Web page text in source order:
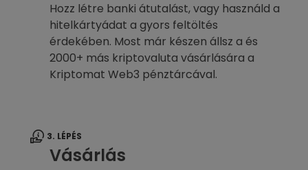
Hozz létre banki átutalást, vagy használd a
hitelkártyádat a gyors feltöltés
érdekében. Most már készen állsz a és
2000+ más kriptovaluta vásárlására a
Kriptomat Web3 pénztárcával.
3. LÉPÉS
Vásárlás